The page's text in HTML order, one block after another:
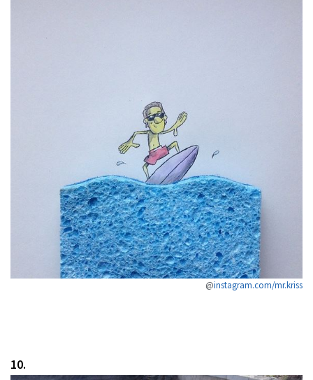
@instagram.com/mr.kriss
10.